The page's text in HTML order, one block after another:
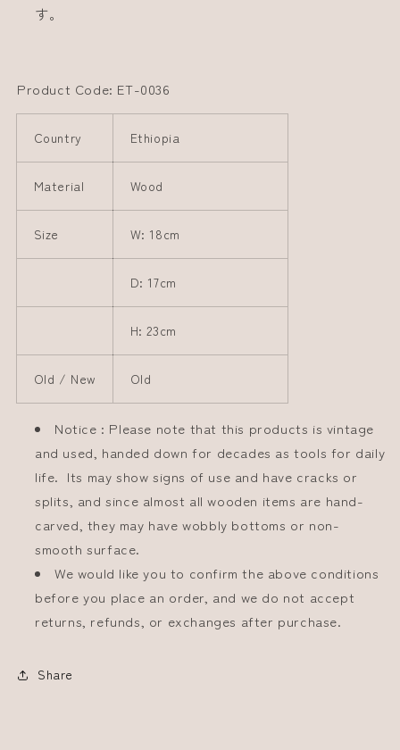
す。
Product Code: ET-0036
Country Ethiopia
Material Wood
Size W: 18cm
D: 17cm
H: 23cm
Old / New Old
Notice : Please note that this products is vintage
and used, handed down for decades as tools for daily
life. Its may show signs of use and have cracks or
splits, and since almost all wooden items are hand-
carved, they may have wobbly bottoms or non-
smooth surface.
We would like you to confirm the above conditions
before you place an order, and we do not accept
returns, refunds, or exchanges after purchase.
Share